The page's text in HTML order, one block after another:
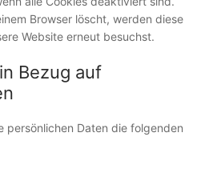
Browser löscht, werden diese
Website erneut besuchst.
Bezug auf
persönlichen Daten die folgenden